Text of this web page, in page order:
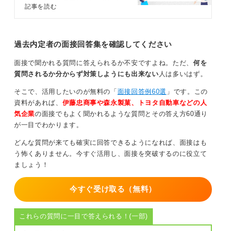
この段階で理想の仕事を探すのは難しいかもしれません
うな職種や働き方を見つけやすくなります。
価値観の方向性です。「まだ具体的に決まっていません
が、働く中で見つけたい」と素直に話して問題ありませ
ん。
何も考えていないわけではなく「成長したい」「挑戦し
たい」という意欲を伝えれば、やりたいことがない＝意
欲がないではなく模索中＝伸び代があると思ってくれる
でしょう。
0
トや自己分析のやり方、注意点など
しょう。
記事を読む
過去内定者の面接回答集を確認してください
面接で聞かれる質問に答えられるか不安ですよね。ただ、 何を
質問されるか分からず対策しようにも出来ない 人は多いはず。
そこで、活用したいのが無料の「 面接回答例60選 」です。この
資料があれば、 伊藤忠商事や森永製菓、トヨタ自動車などの人
気企業の面接でもよく聞かれるような質問とその答え方60通り
が一目でわかります。
どんな質問が来ても確実に回答できるようになれば、面接はも
う怖くありません。今すぐ活用し、面接を突破するのに役立て
ましょう！
今すぐ受け取る（無料）
これらの質問に一目で答えられる！(一部)